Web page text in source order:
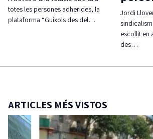
totes les persones adherides, la
plataforma “Guíxols des del…
Jordi
escollit en
des…
ARTICLES MÉS VISTOS